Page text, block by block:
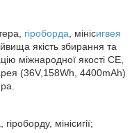
гіроборда , мінісигвея
якість збирання та
міжнародної якості CE,
(36V,158Wh, 4400mAh)
мінісигії;